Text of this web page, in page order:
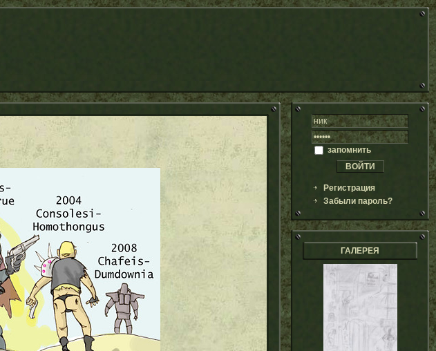
запомнить
Регистрация
Забыли пароль?
ГАЛЕРЕЯ